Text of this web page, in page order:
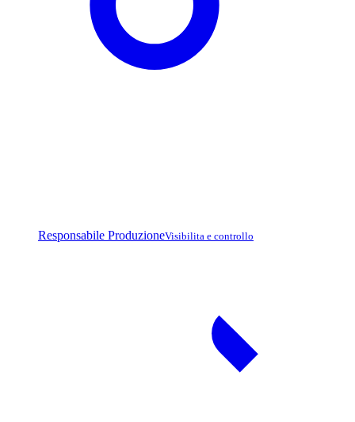
Responsabile ProduzioneVisibilita e controllo